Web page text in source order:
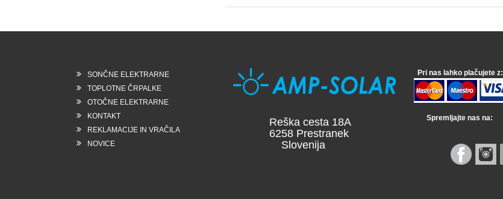
SONČNE ELEKTRARNE
TOPLOTNE ČRPALKE
OTOČNE ELEKTRARNE
KONTAKT
REKLAMACIJE IN VRAČILA
NOVICE
Reška cesta 18A
6258 Prestranek
Slovenija
Pri nas lahko plačujete z:
Spremljajte nas na: